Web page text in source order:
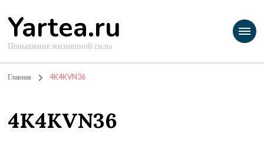
Yartea.ru
Повышение жизненной силы
Главная 4K4KVN36
4K4KVN36